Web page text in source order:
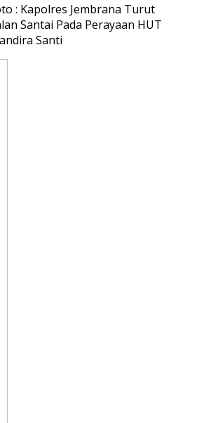
: Kapolres Jembrana Turut
Santai Pada Perayaan HUT
Santi